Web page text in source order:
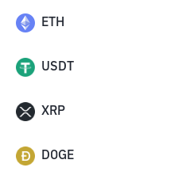
ETH
USDT
XRP
DOGE